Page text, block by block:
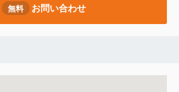
無料 お問い合わせ